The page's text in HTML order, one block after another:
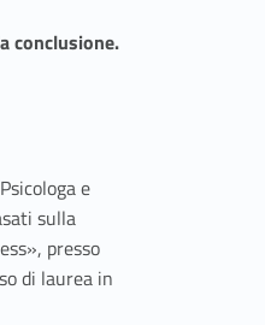
conclusione.
e
sulla
presso
di laurea in